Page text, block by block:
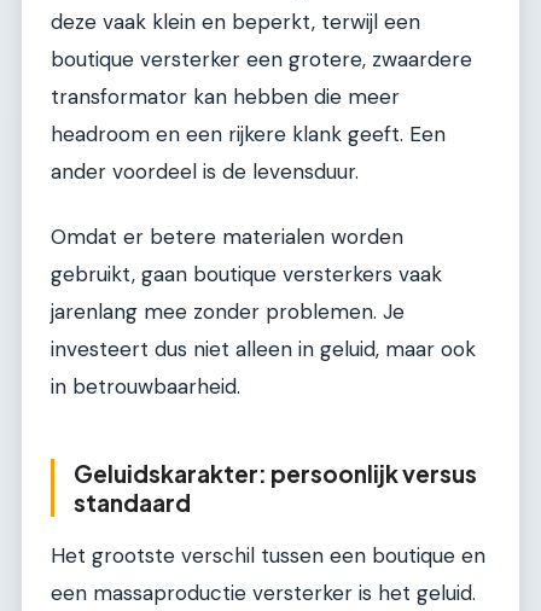
deze vaak klein en beperkt, terwijl een
boutique versterker een grotere, zwaardere
transformator kan hebben die meer
headroom en een rijkere klank geeft. Een
ander voordeel is de levensduur.
Omdat er betere materialen worden
gebruikt, gaan boutique versterkers vaak
jarenlang mee zonder problemen. Je
investeert dus niet alleen in geluid, maar ook
in betrouwbaarheid.
Geluidskarakter: persoonlijk versus
standaard
Het grootste verschil tussen een boutique en
een massaproductie versterker is het geluid.